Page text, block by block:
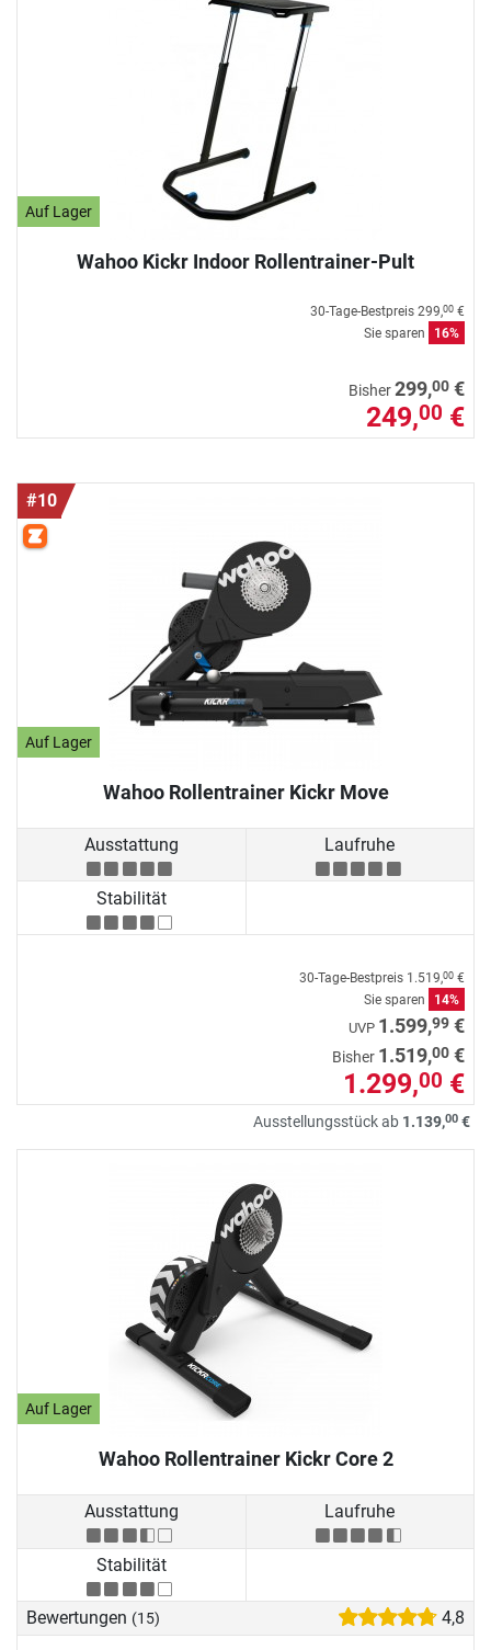
Auf Lager
Wahoo Kickr Indoor Rollentrainer-Pult
30-Tage-Bestpreis 299,00 €
Sie sparen
16%
Bisher299,00 €
249,00 €
#10
Auf Lager
Wahoo Rollentrainer Kickr Move
Ausstattung Laufruhe
Stabilität
30-Tage-Bestpreis 1.519,00 €
Sie sparen
14%
UVP 1.599,99 €
Bisher 1.519,00 €
1.299,00 €
Ausstellungsstück ab 1.139,00 €
Auf Lager
Wahoo Rollentrainer Kickr Core 2
Ausstattung Laufruhe
Stabilität
Bewertungen (15) 4,8